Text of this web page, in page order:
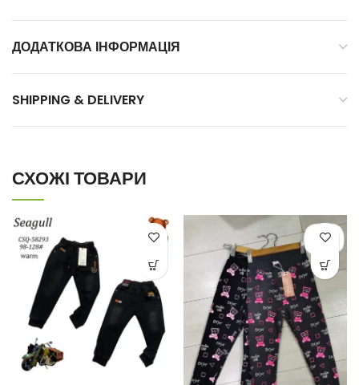
ДОДАТКОВА ІНФОРМАЦІЯ
SHIPPING & DELIVERY
СХОЖІ ТОВАРИ